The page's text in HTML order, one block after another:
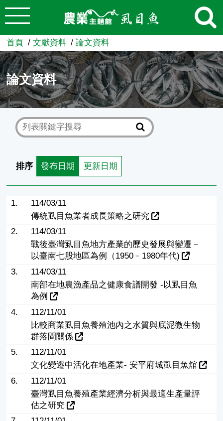
跳到主要內容
農業知識入口網
首頁 文獻資料 論文資料
論文資料
排序 發布日期 更新日期
1.
114/03/11
傳統虱目魚業者成長策略之研究
2.
114/03/11
戰後臺灣虱目魚地方產業的歷史發展與變遷－
以臺南七股地區為例（1950﹣1980年代)
3.
114/03/11
南部在地農漁產品之健康食譜開發 -以虱目魚
為例
4.
112/11/01
比較商業虱目魚養殖池內之水質與底泥微生物
群落間關係
5.
112/11/01
文化變遷中活化在地產業- 安平府城虱目魚舘
6.
112/11/01
臺灣虱目魚養殖產業經濟分析與最適生產量評
估之研究